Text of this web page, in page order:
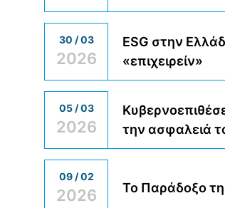
30 / 03
2026
ESG στην
«επιχειρείν»
05 / 03
2026
την ασφαλειά
09 / 02
2026 Το Παράδοξο